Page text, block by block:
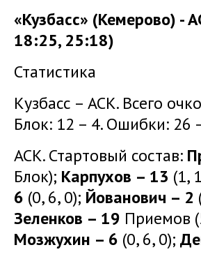
«Кузбасс» (Кемерово) -
18:25, 25:18)
Статистика
Кузбасс – АСК. Всего
Блок: 12 – 4. Ошибки: 26
АСК. Стартовый состав:
Блок); Карпухов – 13 (1,
6 (0, 6, 0); Йованович – 2
Зеленков – 19 Приемов
Мозжухин – 6 (0, 6, 0);